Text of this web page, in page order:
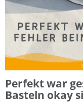
Perfekt war
Basteln okay